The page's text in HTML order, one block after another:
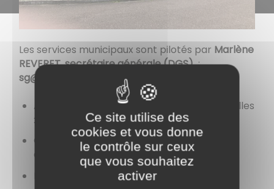
Les services municipaux sont pilotés par Marlène
REVERET, secrétaire générale (DGS):
sg@cirylenoble.fr
Accueil, état-civil, cimetière, urbanisme, salles
:
mairie@cirylenoble.fr
Comptabilité, marchés publics, paies :
compta@cirylenoble.fr
elections@cirylenoble.fr
Ce site utilise des
cookies et vous donne
le contrôle sur ceux
que vous souhaitez
activer